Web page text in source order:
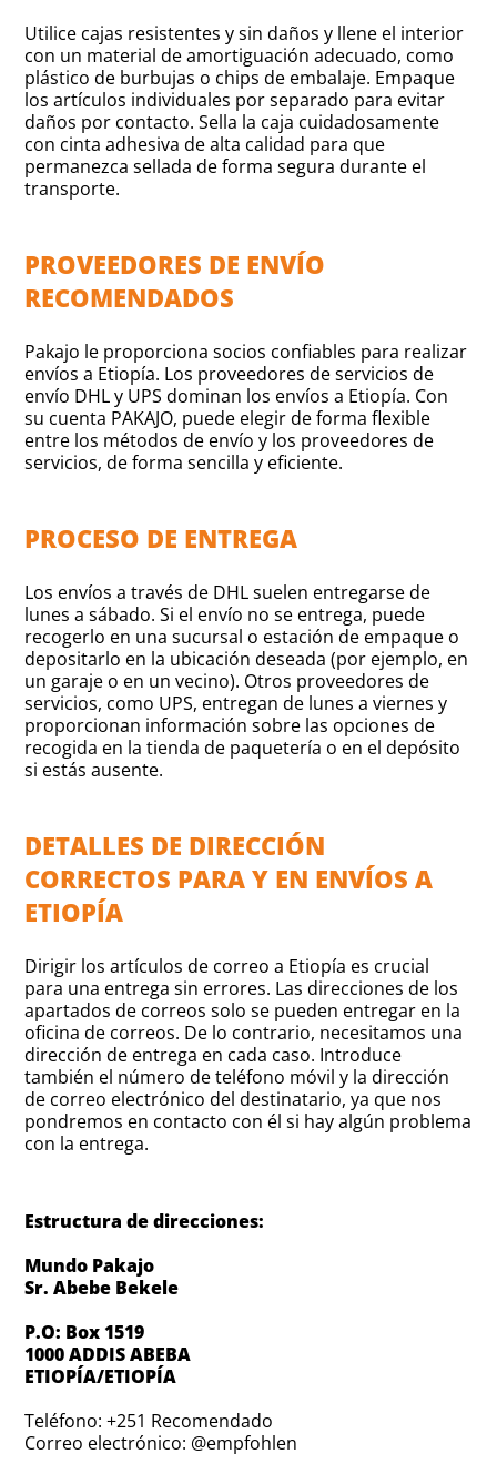
Utilice cajas resistentes y sin daños y llene el interior
con un material de amortiguación adecuado, como
plástico de burbujas o chips de embalaje. Empaque
los artículos individuales por separado para evitar
daños por contacto. Sella la caja cuidadosamente
con cinta adhesiva de alta calidad para que
permanezca sellada de forma segura durante el
transporte.
PROVEEDORES DE ENVÍO
RECOMENDADOS
Pakajo le proporciona socios confiables para realizar
envíos a Etiopía. Los proveedores de servicios de
envío DHL y UPS dominan los envíos a Etiopía. Con
su cuenta PAKAJO, puede elegir de forma flexible
entre los métodos de envío y los proveedores de
servicios, de forma sencilla y eficiente.
PROCESO DE ENTREGA
Los envíos a través de DHL suelen entregarse de
lunes a sábado. Si el envío no se entrega, puede
recogerlo en una sucursal o estación de empaque o
depositarlo en la ubicación deseada (por ejemplo, en
un garaje o en un vecino). Otros proveedores de
servicios, como UPS, entregan de lunes a viernes y
proporcionan información sobre las opciones de
recogida en la tienda de paquetería o en el depósito
si estás ausente.
DETALLES DE DIRECCIÓN
CORRECTOS PARA Y EN ENVÍOS A
ETIOPÍA
Dirigir los artículos de correo a Etiopía es crucial
para una entrega sin errores. Las direcciones de los
apartados de correos solo se pueden entregar en la
oficina de correos. De lo contrario, necesitamos una
dirección de entrega en cada caso. Introduce
también el número de teléfono móvil y la dirección
de correo electrónico del destinatario, ya que nos
pondremos en contacto con él si hay algún problema
con la entrega.
Estructura de direcciones:
Mundo Pakajo
Sr. Abebe Bekele
P.O: Box 1519
1000 ADDIS ABEBA
ETIOPÍA/ETIOPÍA
Teléfono: +251 Recomendado
Correo electrónico: @empfohlen